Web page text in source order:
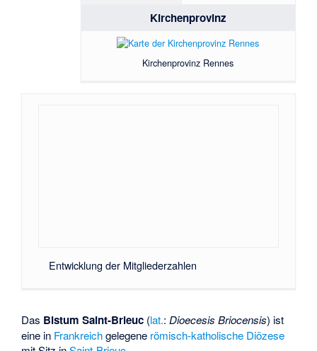
Kirchenprovinz
Kirchenprovinz Rennes
Entwicklung der Mitgliederzahlen
Das Bistum Saint-Brieuc (lat.:Dioecesis Briocensis) ist
eine in Frankreichgelegene römisch-katholische Diözese